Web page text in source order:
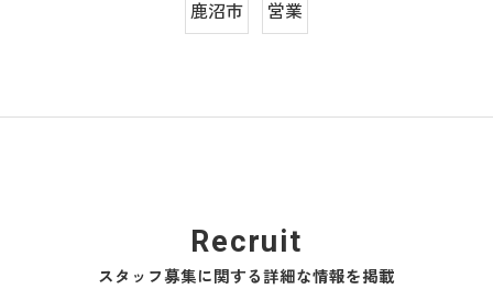
鹿沼市 営業
スタッフ募集に関する詳細な情報を掲載
Recruit